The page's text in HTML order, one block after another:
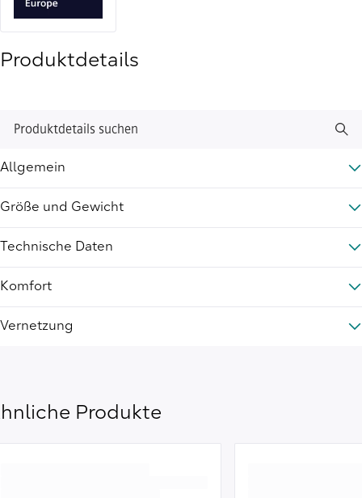
Produktdetails
Produktdetails suchen
Allgemein
Größe und Gewicht
Technische Daten
Komfort
Vernetzung
Produkte